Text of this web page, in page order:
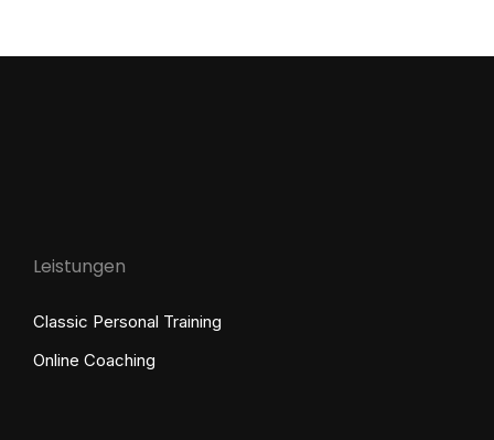
Leistungen
Classic Personal Training
Online Coaching